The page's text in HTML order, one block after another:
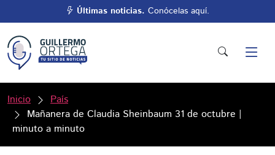
Últimas noticias. Conócelas aquí.
Inicio
País
Mañanera de Claudia Sheinbaum 31 de octubre |
minuto a minuto